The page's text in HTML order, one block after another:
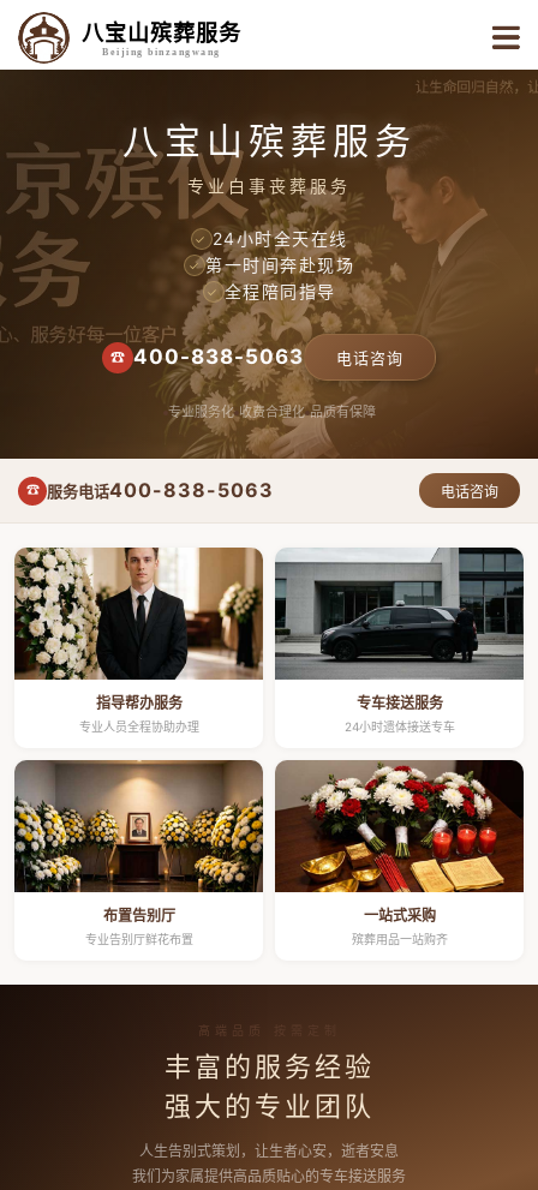
八宝山殡葬服务
Beijing binzangwang
八宝山殡葬服务
专业白事丧葬服务
✓ 24小时全天在线
✓ 第一时间奔赴现场
✓ 全程陪同指导
☎ 400-838-5063 电话咨询
专业服务化 收费合理化 品质有保障
☎ 服务电话400-838-5063 电话咨询
指导帮办服务
专业人员全程协助办理
专车接送服务
24小时遗体接送专车
布置告别厅
专业告别厅鲜花布置
一站式采购
殡葬用品一站购齐
高端品质 按需定制
丰富的服务经验
强大的专业团队
人生告别式策划，让生者心安，逝者安息
我们为家属提供高品质贴心的专车接送服务